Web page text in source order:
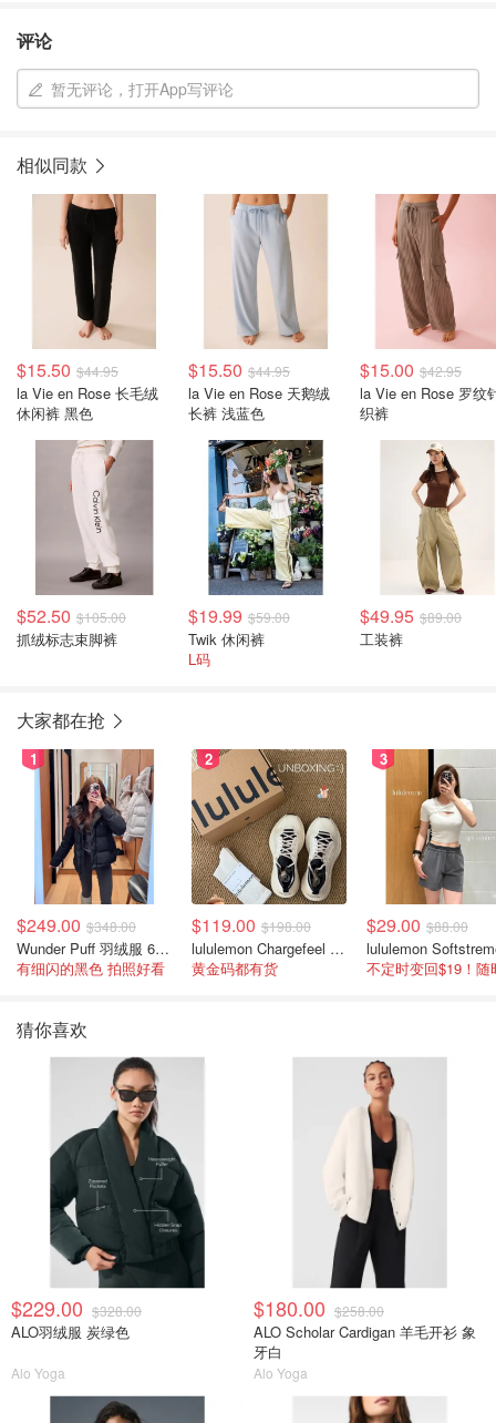
评论
暂无评论，打开App写评论
相似同款
$15.50 $44.95
la Vie en Rose 长毛绒
休闲裤 黑色
$15.50 $44.95
la Vie en Rose 天鹅绒
长裤 浅蓝色
$15.00 $42.95
la Vie en Rose 罗纹
织裤
$52.50 $105.00
抓绒标志束脚裤
$19.99 $59.00
Twik 休闲裤
L码
$49.95 $89.00
工装裤
大家都在抢
1
$249.00 $348.00
Wunder Puff 羽绒服 600蓬松度
有细闪的黑色 拍照好看
2
$119.00 $198.00
lululemon Chargefeel 3 男士运动鞋
黄金码都有货
3
$29.00 $88.00
猜你喜欢
$229.00 $328.00
ALO羽绒服 炭绿色
Alo Yoga
$180.00 $258.00
ALO Scholar Cardigan 羊毛开衫 象
牙白
Alo Yoga